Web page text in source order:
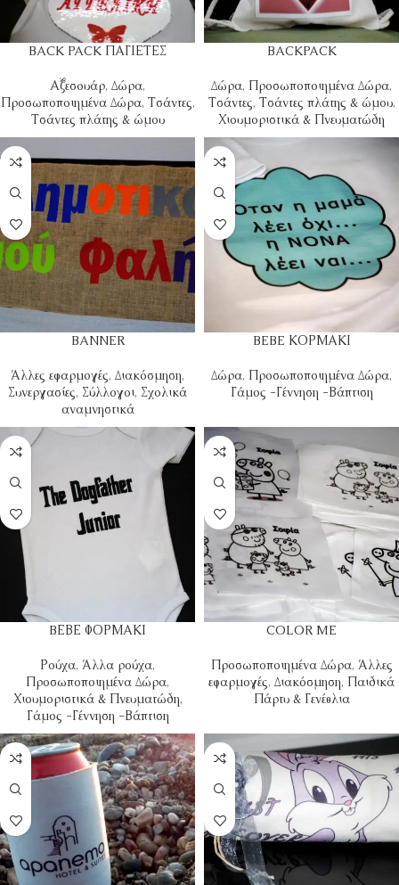
BACK PACK ΠΑΓΙΕΤΕΣ
Αξεσουάρ, Δώρα,
Προσωποποιημένα Δώρα, Τσάντες,
Τσάντες πλάτης & ώμου
BACKPACK
Δώρα, Προσωποποιημένα Δώρα,
Τσάντες, Τσάντες πλάτης & ώμου,
Χιουμοριστικά & Πνευματώδη
BANNER
Άλλες εφαρμογές, Διακόσμηση,
Συνεργασίες, Σύλλογοι, Σχολικά
αναμνηστικά
BEBE ΚΟΡΜΑΚΙ
Δώρα, Προσωποποιημένα Δώρα,
Γάμος -Γέννηση -Βάπτιση
BΕΒΕ ΦΟΡΜΑΚΙ
Ρούχα, Άλλα ρούχα,
Προσωποποιημένα Δώρα,
Χιουμοριστικά & Πνευματώδη,
Γάμος -Γέννηση -Βάπτιση
COLOR ME
Προσωποποιημένα Δώρα, Άλλες
εφαρμογές, Διακόσμηση, Παιδικά
Πάρτυ & Γενέθλια